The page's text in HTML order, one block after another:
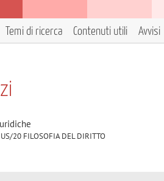
Temi di ricerca Contenuti utili Avvisi
20 FILOSOFIA DEL DIRITTO